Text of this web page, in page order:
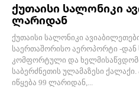
ქუთაისი სალონიკი
ლარიდან
ქუთაისი სალონიკი
საერთაშორისო აეროპორტი -დან
კომფორტული და
საბერძნეთის ულამაზესი
იწყება 99 ლარიდან,...